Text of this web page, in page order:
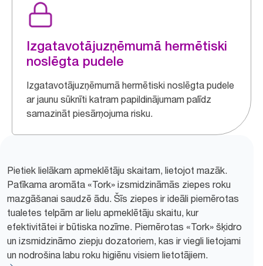
Izgatavotājuzņēmumā hermētiski
noslēgta pudele
Izgatavotājuzņēmumā hermētiski noslēgta pudele
ar jaunu sūknīti katram papildinājumam palīdz
samazināt piesārņojuma risku.
Pietiek lielākam apmeklētāju skaitam, lietojot mazāk.
Patīkama aromāta «Tork» izsmidzināmās ziepes roku
mazgāšanai saudzē ādu. Šīs ziepes ir ideāli piemērotas
tualetes telpām ar lielu apmeklētāju skaitu, kur
efektivitātei ir būtiska nozīme. Piemērotas «Tork» šķidro
un izsmidzināmo ziepju dozatoriem, kas ir viegli lietojami
un nodrošina labu roku higiēnu visiem lietotājiem.